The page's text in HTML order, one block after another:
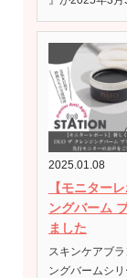
2025.01.08
【モニター
ングバーム
ました
スキンケアブ
ングバームシ